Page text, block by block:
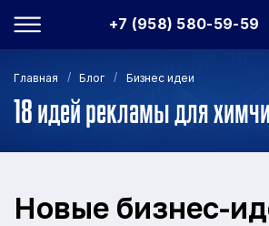
+7 (958) 580-59-59
Главная / Блог / Бизнес идеи
18 идей рекламы для
Новые бизнес-